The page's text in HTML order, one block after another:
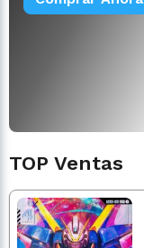
TOP Ventas